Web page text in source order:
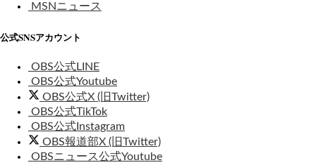
MSNニュース
公式SNSアカウント
OBS公式LINE
OBS公式Youtube
OBS公式X (旧Twitter)
OBS公式TikTok
OBS公式Instagram
OBS報道部X (旧Twitter)
OBSニュース公式Youtube